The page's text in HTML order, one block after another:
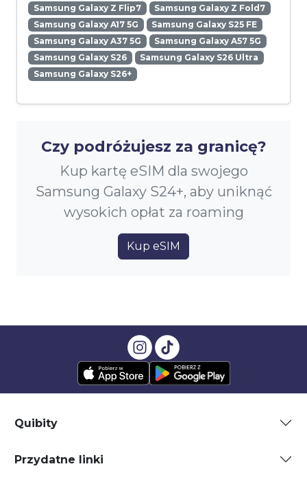
Samsung Galaxy Z Flip7
Samsung Galaxy Z Fold7
Samsung Galaxy A17 5G
Samsung Galaxy S25 FE
Samsung Galaxy A37 5G
Samsung Galaxy A57 5G
Samsung Galaxy S26
Samsung Galaxy S26 Ultra
Samsung Galaxy S26+
Czy podróżujesz za granicę?
Kup kartę eSIM dla swojego
Samsung Galaxy S24+, aby uniknąć
wysokich opłat za roaming
Kup eSIM
Quibity
Przydatne linki